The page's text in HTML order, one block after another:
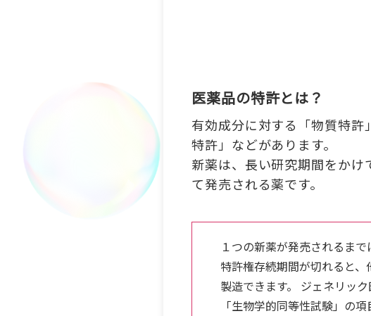
医薬品の特許とは？
有効成分に対する「物質特
特許」などがあります。
新薬は、長い研究期間をか
て発売される薬です。
１つの新薬が発売されるま
特許権存続期間が切れると
製造できます。 ジェネリッ
「生物学的同等性試験」の